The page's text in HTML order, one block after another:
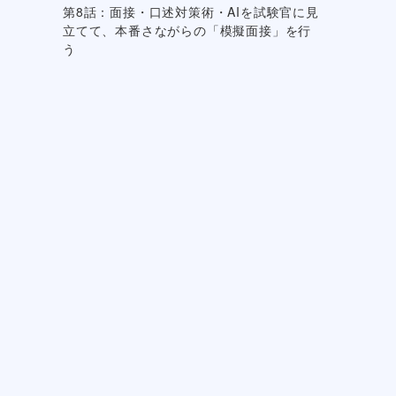
第8話：面接・口述対策術・AIを試験官に見
立てて、本番さながらの「模擬面接」を行
う